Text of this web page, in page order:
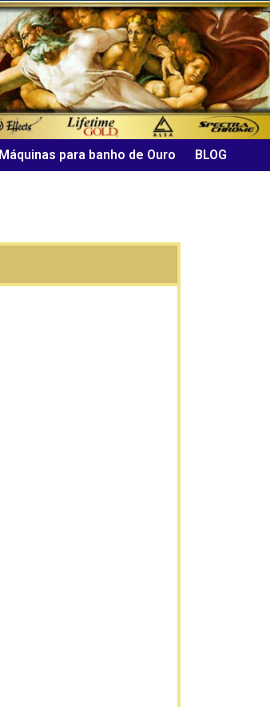
Máquinas para banho de Ouro BLOG